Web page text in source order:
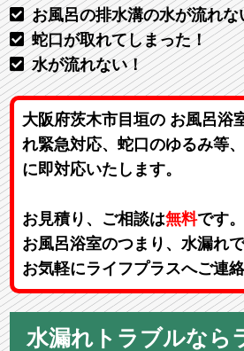
お風呂の排水溝の水が流れな
蛇口が取れてしまった！
水が流れない！
大阪府茨木市目垣の お風呂浴
れ緊急対応、蛇口のゆるみ等
に即対応いたします。
お見積り、ご相談は無料です。
お風呂浴室のつまり、水漏れ
お気軽にライフプラスへご連絡
水漏れトラブルなら